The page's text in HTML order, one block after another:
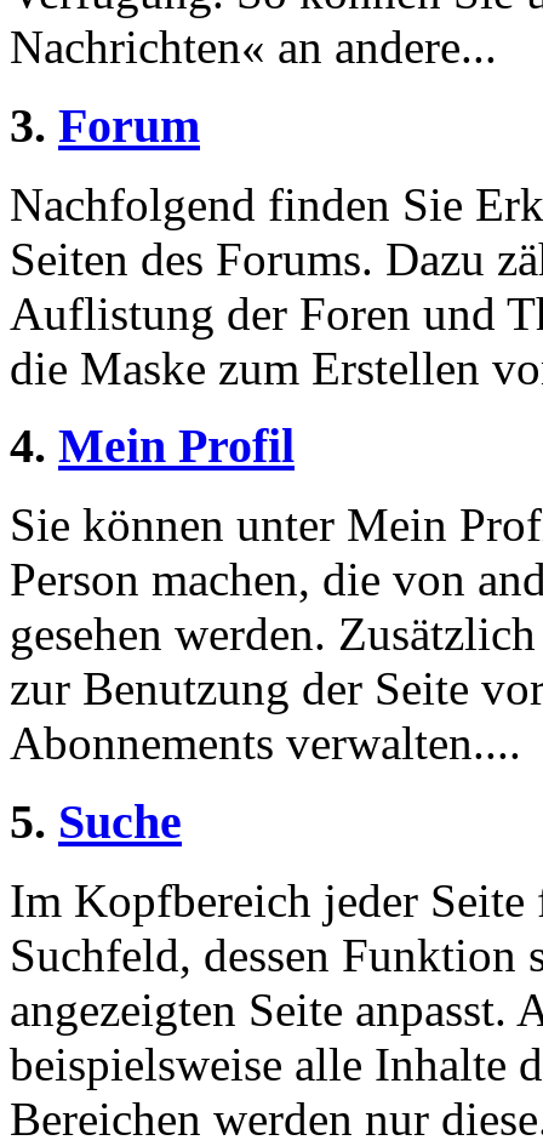
Nachrichten« an andere...
3. Forum
Nachfolgend finden Sie
Seiten des Forums. Dazu
Auflistung der Foren und
die Maske zum Erstellen
4. Mein Profil
Sie können unter Mein
Person machen, die von
gesehen werden.
zur Benutzung der Seite
Abonnements verwalten....
5. Suche
Im Kopfbereich jeder
Suchfeld, dessen Funktion
angezeigten Seite anpasst.
beispielsweise alle Inhalte
Bereichen werden nur